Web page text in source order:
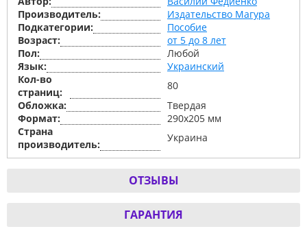
Производитель:
Издательство Магура
Подкатегории:
Пособие
Возраст:
от 5 до 8 лет
Пол:
Любой
Язык:
Украинский
Кол-во
страниц:
80
Обложка:
Твердая
Формат:
290х205 мм
Страна
производитель:
Украина
ОТЗЫВЫ
ГАРАНТИЯ